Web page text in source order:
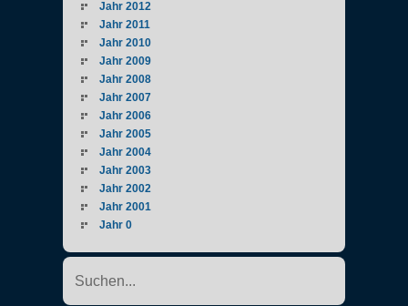
Jahr 2012
Jahr 2011
Jahr 2010
Jahr 2009
Jahr 2008
Jahr 2007
Jahr 2006
Jahr 2005
Jahr 2004
Jahr 2003
Jahr 2002
Jahr 2001
Jahr 0